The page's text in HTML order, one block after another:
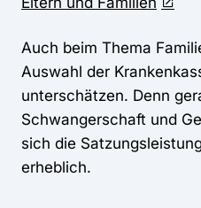
Auch beim Thema
Auswahl der
unterschätzen. Denn
Schwangerschaft und
sich die
erheblich.